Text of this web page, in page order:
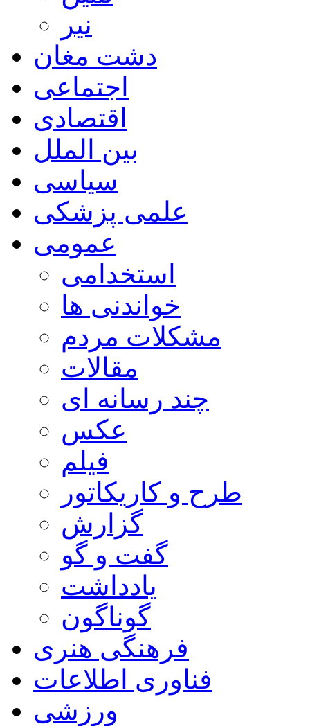
نیر
دشت مغان
اجتماعی
اقتصادی
بین الملل
سیاسی
علمی پزشکی
عمومی
استخدامی
خواندنی ها
مشکلات مردم
مقالات
چند رسانه ای
عکس
فیلم
طرح و کاریکاتور
گزارش
گفت و گو
یادداشت
گوناگون
فرهنگی هنری
فناوری اطلاعات
ورزشی